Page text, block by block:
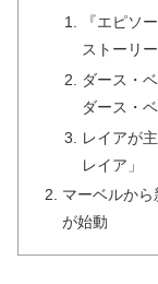
『エピソ
ストーリ
ダース・
ダース・ベ
レイアが
レイア」
マーベルか
が始動